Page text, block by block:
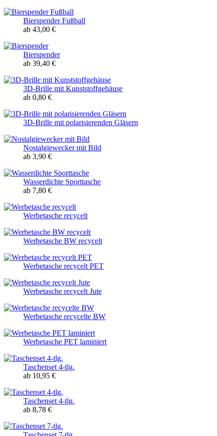
Bierspender Fußball
ab 43,00 €
Bierspender
ab 39,40 €
3D-Brille mit Kunststoffgehäuse
ab 0,80 €
3D-Brille mit polarisierenden Gläsern
Nostalgiewecker mit Bild
ab 3,90 €
Wasserdichte Sporttasche
ab 7,80 €
Werbetasche recycelt
Werbetasche BW recycelt
Werbetasche recycelt PET
Werbetasche recycelt Jute
Werbetasche recycelte BW
Werbetasche PET laminiert
Taschenset 4-tlg.
ab 10,95 €
Taschenset 4-tlg.
ab 8,78 €